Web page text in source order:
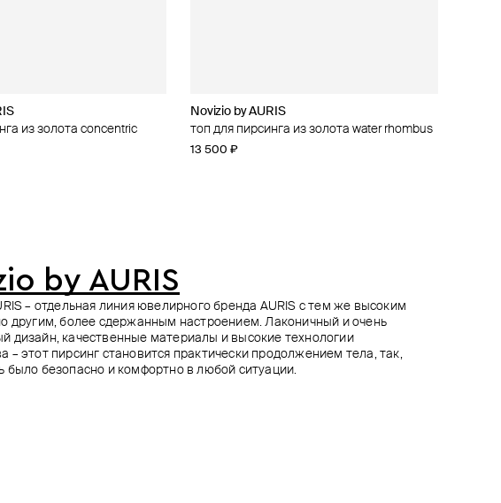
из золота concentric
Novizio by AURIS
топ для пирсинга из золота water rhombus
13 500 ₽
золота
AURIS
топ для пирсинга из золота threeleaf
16 700 ₽
из золота voltage
Novizio by AURIS
топ для пирсинга из золота opal cab
19 000 ₽
золота kazanskiy m
Mates
обручальный пирсинг «перец» из золота
58 410 ₽
by AURIS
– отдельная линия ювелирного бренда AURIS с тем же высоким
другим, более сдержанным настроением. Лаконичный и очень
дизайн, качественные материалы и высокие технологии
– этот пирсинг становится практически продолжением тела, так,
было безопасно и комфортно в любой ситуации.